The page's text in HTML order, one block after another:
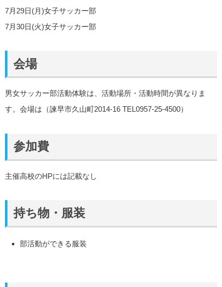
7月29日(月)女子サッカー部
7月30日(火)女子サッカー部
会場
男女サッカー部活動体験は、活動場所・活動時間が異なりま
す。会場は（諫早市久山町2014-16 TEL0957-25-4500）
参加費
主催高校のHPには記載なし
持ち物・服装
部活動ができる服装